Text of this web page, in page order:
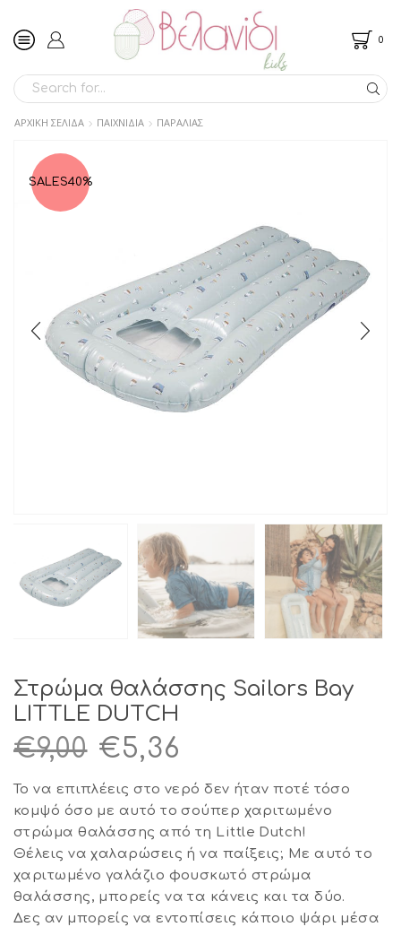
0
ΑΡΧΙΚΉ ΣΕΛΊΔΑ ΠΑΙΧΝΙΔΙΑ ΠΑΡΑΛΙΑΣ
SALES40%
Στρώμα θαλάσσης Sailors Bay
LITTLE DUTCH
€9,00 Original
price
was:
€9,00.
€5,36
τρέχουσα
τιμή
είναι:
€5,36.
Το να επιπλέεις στο νερό δεν ήταν ποτέ τόσο
κομψό όσο με αυτό το σούπερ χαριτωμένο
στρώμα θαλάσσης από τη Little Dutch!
Θέλεις να χαλαρώσεις ή να παίξεις; Με αυτό το
χαριτωμένο γαλάζιο φουσκωτό στρώμα
θαλάσσης, μπορείς να τα κάνεις και τα δύο.
Δες αν μπορείς να εντοπίσεις κάποιο ψάρι μέσα